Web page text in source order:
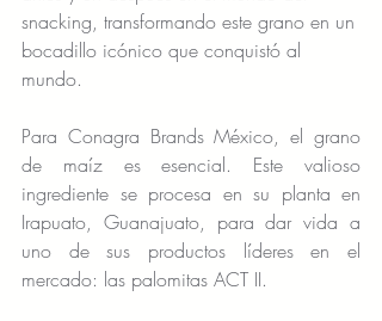
snacking, transformando este grano en un
bocadillo icónico que conquistó al
mundo.
Para Conagra Brands México, el grano
de maíz es esencial. Este valioso
ingrediente se procesa en su planta en
Irapuato, Guanajuato, para dar vida a
uno de sus productos líderes en el
mercado: las palomitas ACT II.